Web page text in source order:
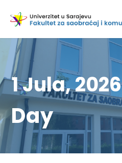
1 Jula, 2026
Day